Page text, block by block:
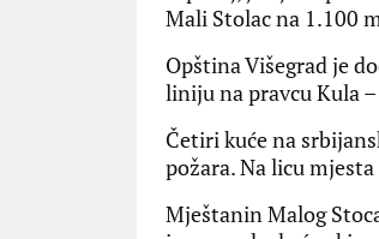
Mali Stolac na 1.100
Opština Višegrad je
liniju na pravcu Kula –
Četiri kuće na
požara. Na licu
Mještanin Malog